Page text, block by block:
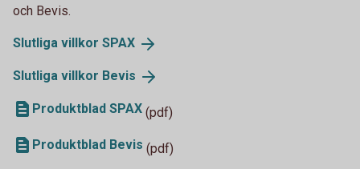
och Bevis.
Slutliga villkor SPAX
Slutliga villkor Bevis
Produktblad SPAX (pdf)
Produktblad Bevis (pdf)